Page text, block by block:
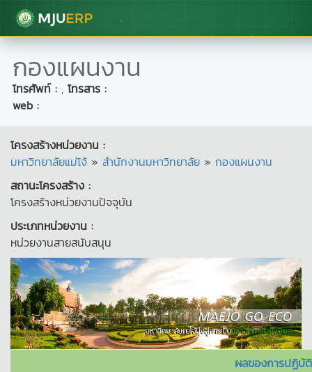
มหาวิทยาลัยแม่โจ้
กองแผนงาน
โทรศัพท์ : , โทรสาร :
web :
โครงสร้างหน่วยงาน :
มหาวิทยาลัยแม่โจ้ » สำนักงานมหาวิทยาลัย » กองแผนงาน
สถานะโครงสร้าง :
โครงสร้างหน่วยงานปัจจุบัน
ประเภทหน่วยงาน :
หน่วยงานสายสนับสนุน
ผลของการปฏิบั